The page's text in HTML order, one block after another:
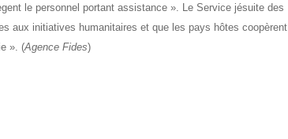
le personnel portant assistance ». Le Service jésuite des
aux initiatives humanitaires et que les pays hôtes coopèrent
». (Agence Fides)